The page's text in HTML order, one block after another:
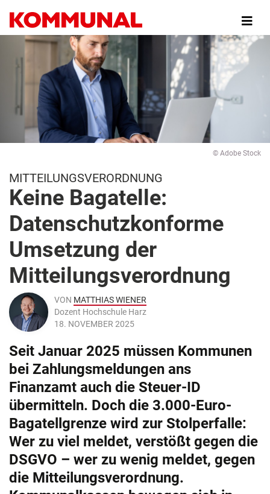
zum
Inhalt
© Adobe Stock
MITTEILUNGSVERORDNUNG
Keine Bagatelle:
Datenschutzkonforme
Umsetzung der
Mitteilungsverordnung
VON MATTHIAS WIENER
Dozent Hochschule Harz
18. NOVEMBER 2025
Seit Januar 2025 müssen Kommunen
bei Zahlungsmeldungen ans
Finanzamt auch die Steuer-ID
übermitteln. Doch die 3.000-Euro-
Bagatellgrenze wird zur Stolperfalle:
Wer zu viel meldet, verstößt gegen die
DSGVO – wer zu wenig meldet, gegen
die Mitteilungsverordnung.